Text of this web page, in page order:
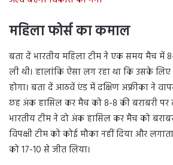
महिला फोर्स का कमाल
बता दें भारतीय महिला टीम ने एक समय मैच में
ली थी। हालांकि ऐसा लग रहा था कि उसके लिए
होगा। बता दें आठवें एंड में दक्षिण अफ्रीका ने
छह अंक हासिल कर मैच को 8-8 की बराबरी पर
भारतीय टीम ने दो अंक हासिल कर मैच को
विपक्षी टीम को कोई मौका नहीं दिया और
को 17-10 से जीत लिया।